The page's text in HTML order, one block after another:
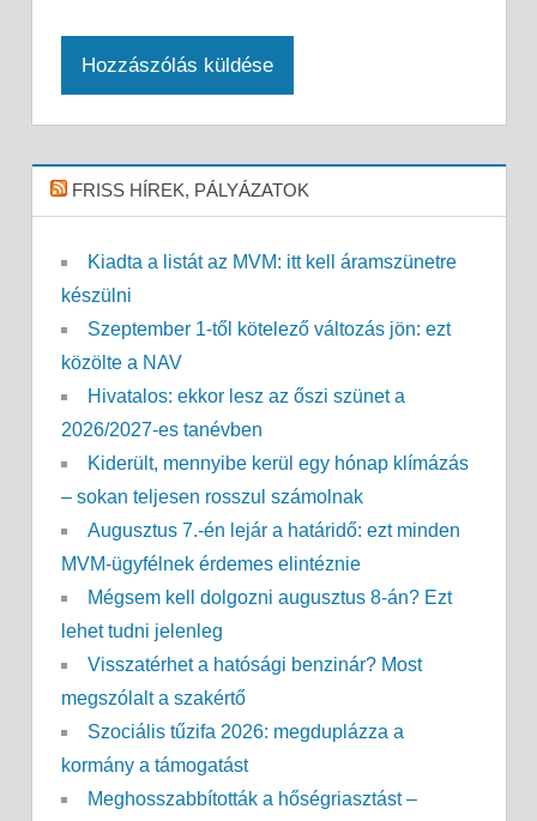
FRISS HÍREK, PÁLYÁZATOK
Kiadta a listát az MVM: itt kell áramszünetre
készülni
Szeptember 1-től kötelező változás jön: ezt
közölte a NAV
Hivatalos: ekkor lesz az őszi szünet a
2026/2027-es tanévben
Kiderült, mennyibe kerül egy hónap klímázás
– sokan teljesen rosszul számolnak
Augusztus 7.-én lejár a határidő: ezt minden
MVM-ügyfélnek érdemes elintéznie
Mégsem kell dolgozni augusztus 8-án? Ezt
lehet tudni jelenleg
Visszatérhet a hatósági benzinár? Most
megszólalt a szakértő
Szociális tűzifa 2026: megduplázza a
kormány a támogatást
Meghosszabbították a hőségriasztást –